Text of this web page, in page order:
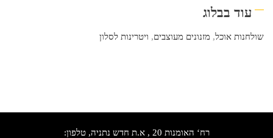
עוד בבלוג
שולחנות אוכל, מזנונים מעוצבים, ויטרינות לסלון
רח‘ האומנות 20 , א.ת חדש נתניה, טלפון: